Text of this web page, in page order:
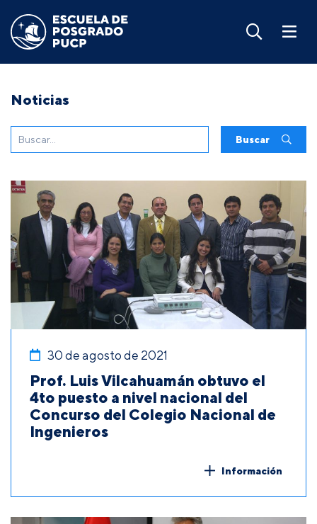
Noticias
Buscar
30 de agosto de 2021
Prof. Luis Vilcahuamán obtuvo el
4to puesto a nivel nacional del
Concurso del Colegio Nacional de
Ingenieros
Información